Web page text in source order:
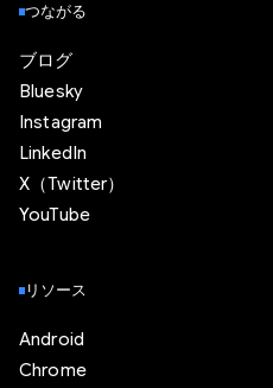
つながる
ブログ
Bluesky
Instagram
LinkedIn
X（Twitter）
YouTube
リソース
Android
Chrome